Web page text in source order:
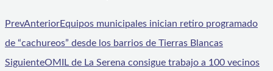
PrevAnteriorEquipos municipales inician retiro programado
de “cachureos” desde los barrios de Tierras Blancas
SiguienteOMIL de La Serena consigue trabajo a 100 vecinos